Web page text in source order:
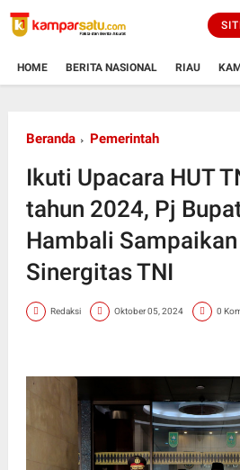
HOME BERITA NASIONAL RIAU
Beranda Pemerintah
Ikuti Upacara HUT
tahun 2024, Pj
Hambali
Sinergitas TNI
Redaksi Oktober 05, 2024 0